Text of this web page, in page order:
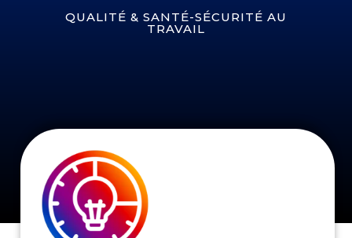
QUALITÉ & SANTÉ-SÉCURITÉ AU
TRAVAIL